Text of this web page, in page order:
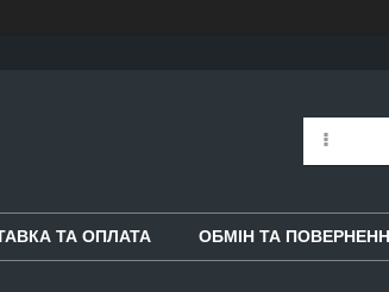
ТА ОПЛАТА ОБМІН ТА